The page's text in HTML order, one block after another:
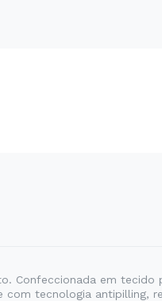
Confeccionada em
com tecnologia antipilling,